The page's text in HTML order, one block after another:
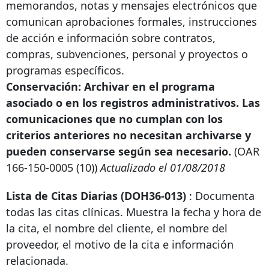
memorandos, notas y mensajes electrónicos que
comunican aprobaciones formales, instrucciones
de acción e información sobre contratos,
compras, subvenciones, personal y proyectos o
programas específicos.
Conservación: Archivar en el programa
asociado o en los registros administrativos. Las
comunicaciones que no cumplan con los
criterios anteriores no necesitan archivarse y
pueden conservarse según sea necesario. (OAR
166-150-0005 (10))Actualizado el 01/08/2018
Lista de Citas Diarias (DOH36-013) : Documenta
todas las citas clínicas. Muestra la fecha y hora de
la cita, el nombre del cliente, el nombre del
proveedor, el motivo de la cita e información
relacionada.